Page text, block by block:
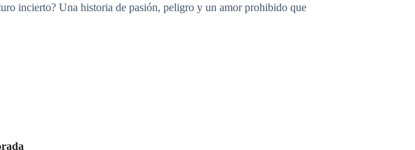
incierto? Una historia de pasión, peligro y un amor prohibido que